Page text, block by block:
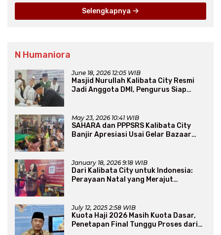
Selengkapnya
N Humaniora
June 18, 2026 12:05 WIB
Masjid Nurullah Kalibata City Resmi
Jadi Anggota DMI, Pengurus Siap
May 23, 2026 10:41 WIB
SAHARA dan PPPSRS Kalibata City
Banjir Apresiasi Usai Gelar Bazaar
January 18, 2026 9:18 WIB
Dari Kalibata City untuk Indonesia:
Perayaan Natal yang Merajut
July 12, 2025 2:58 WIB
Kuota Haji 2026 Masih Kuota Dasar,
Penetapan Final Tunggu Proses dari